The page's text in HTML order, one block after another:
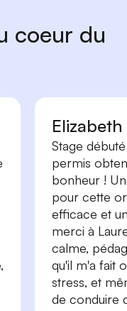
coeur du
Elizabeth
Stage
permis
bonheur !
pour cette
efficace et
merci à
calme,
qu'il m'a fait
stress, et
de conduire